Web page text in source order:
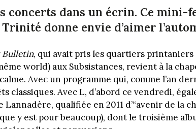
concerts dans un écrin. Ce mini-
donne envie d’aimer
Bulletin, qui avait pris les quartiers printaniers
world) aux Subsistances, revient à la
Avec un programme qui, comme l’an
classiques. Avec L, d’abord ce vendredi,
Lannadère, qualifiée en 2011 d’“avenir de la
y est pour beaucoup), dont le troisième